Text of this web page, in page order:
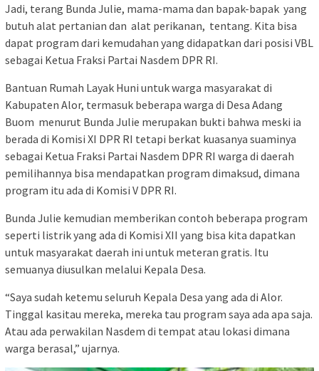
Jadi, terang Bunda Julie, mama-mama dan bapak-bapak yang
butuh alat pertanian dan alat perikanan, tentang. Kita bisa
dapat program dari kemudahan yang didapatkan dari posisi VBL
sebagai Ketua Fraksi Partai Nasdem DPR RI.
Bantuan Rumah Layak Huni untuk warga masyarakat di
Kabupaten Alor, termasuk beberapa warga di Desa Adang
Buom menurut Bunda Julie merupakan bukti bahwa meski ia
berada di Komisi XI DPR RI tetapi berkat kuasanya suaminya
sebagai Ketua Fraksi Partai Nasdem DPR RI warga di daerah
pemilihannya bisa mendapatkan program dimaksud, dimana
program itu ada di Komisi V DPR RI.
Bunda Julie kemudian memberikan contoh beberapa program
seperti listrik yang ada di Komisi XII yang bisa kita dapatkan
untuk masyarakat daerah ini untuk meteran gratis. Itu
semuanya diusulkan melalui Kepala Desa.
“Saya sudah ketemu seluruh Kepala Desa yang ada di Alor.
Tinggal kasitau mereka, mereka tau program saya ada apa saja.
Atau ada perwakilan Nasdem di tempat atau lokasi dimana
warga berasal,” ujarnya.